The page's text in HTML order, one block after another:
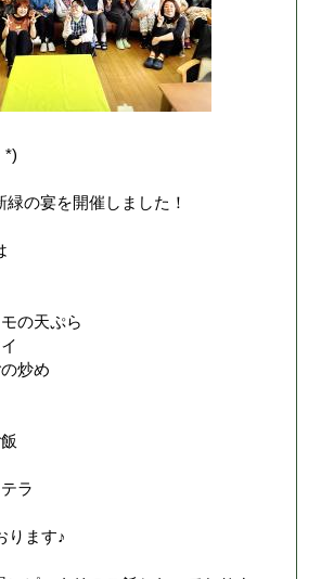
*)
の宴を開催しました！
の天ぷら
炒め
ラ
ります♪